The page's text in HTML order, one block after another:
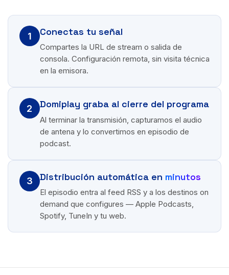
1 Conectas tu señal
Compartes la URL de stream o salida de
consola. Configuración remota, sin visita técnica
en la emisora.
2 Domiplay graba al cierre del programa
Al terminar la transmisión, capturamos el audio
de antena y lo convertimos en episodio de
podcast.
3 Distribución automática en minutos
El episodio entra al feed RSS y a los destinos on
demand que configures — Apple Podcasts,
Spotify, TuneIn y tu web.